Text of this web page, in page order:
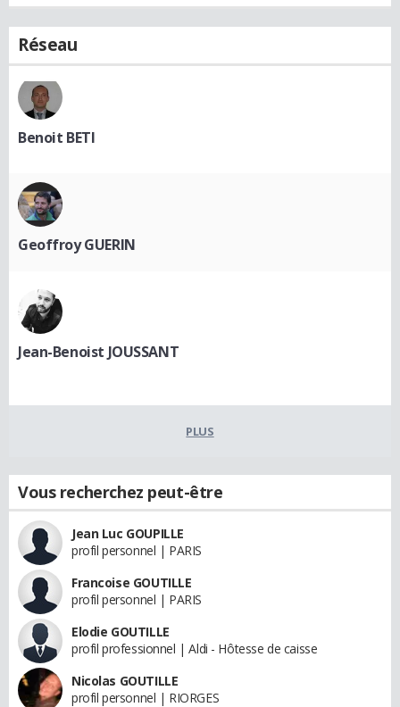
Réseau
Benoit BETI
Geoffroy GUERIN
Jean-Benoist JOUSSANT
PLUS
Vous recherchez peut-être
Jean Luc GOUPILLE
profil personnel | PARIS
Francoise GOUTILLE
profil personnel | PARIS
Elodie GOUTILLE
profil professionnel | Aldi - Hôtesse de caisse
Nicolas GOUTILLE
profil personnel | RIORGES